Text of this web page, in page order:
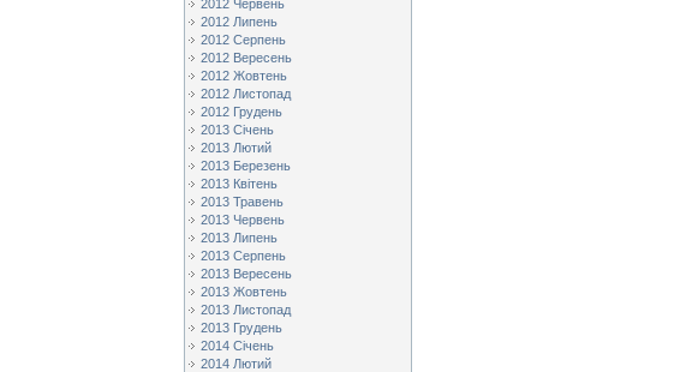
2012 Червень
2012 Липень
2012 Серпень
2012 Вересень
2012 Жовтень
2012 Листопад
2012 Грудень
2013 Січень
2013 Лютий
2013 Березень
2013 Квітень
2013 Травень
2013 Червень
2013 Липень
2013 Серпень
2013 Вересень
2013 Жовтень
2013 Листопад
2013 Грудень
2014 Січень
2014 Лютий